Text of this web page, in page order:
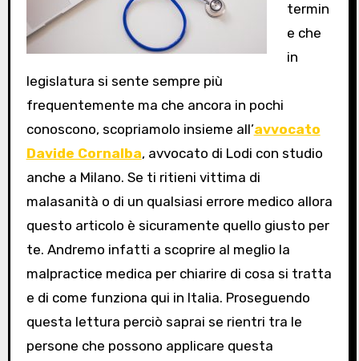
termin
e che
in
legislatura si sente sempre più
frequentemente ma che ancora in pochi
conoscono, scopriamolo insieme all’avvocato
Davide Cornalba, avvocato di Lodi con studio
anche a Milano. Se ti ritieni vittima di
malasanità o di un qualsiasi errore medico allora
questo articolo è sicuramente quello giusto per
te. Andremo infatti a scoprire al meglio la
malpractice medica per chiarire di cosa si tratta
e di come funziona qui in Italia. Proseguendo
questa lettura perciò saprai se rientri tra le
persone che possono applicare questa